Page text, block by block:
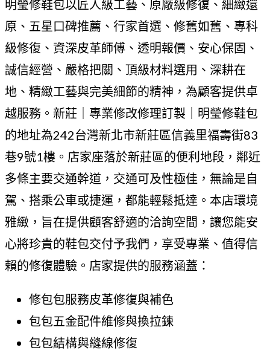
明瑩修鞋包以匠人級工藝、原廠級修復、細緻還
原、五星口碑推薦、行家首選、修舊如舊、專科
級修復、資深皮革師傅、透明報價、安心保固、
誠信經營、嚴格把關、頂級材料選用、深耕在
地、精緻工藝與完美細節的精神，為顧客提供卓
越服務。新莊｜專業修改修理訂製｜明瑩修鞋包
的地址為242台灣新北市新莊區信義里福壽街83
巷9號1樓。店家座落於新莊區的便利地段，鄰近
多條主要交通幹道，交通可及性極佳，無論是自
駕、搭乘公車或捷運，都能輕鬆抵達。本店環境
雅緻，旨在提供顧客舒適的洽詢空間，讓您能安
心將珍貴的鞋包交付予我們，享受專業、值得信
賴的修復體驗。店家提供的服務涵蓋：
修包包服務皮革修復與補色
包包五金配件維修與換拉鍊
包包結構與縫線修復